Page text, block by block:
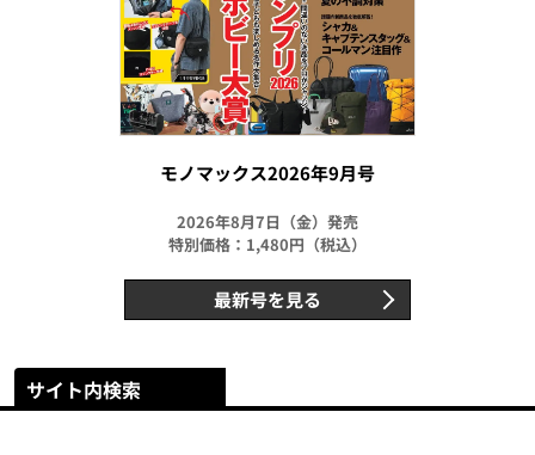
モノマックス2026年9月号
2026年8月7日（金）発売
特別価格：1,480円（税込）
最新号を見る
サイト内検索